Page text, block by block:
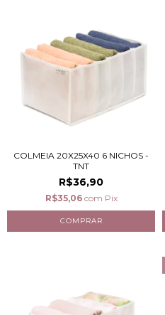
COLMEIA 20X25X40 6 NICHOS -
TNT
R$36,90
R$35,06 com Pix